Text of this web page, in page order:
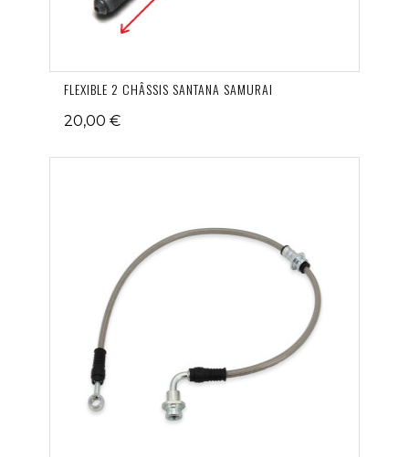
FLEXIBLE 2 CHÂSSIS SANTANA SAMURAI
20,00 €